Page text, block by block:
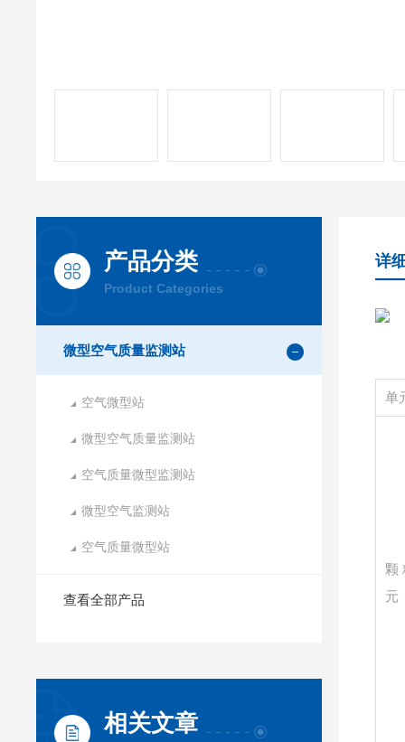
产品分类
Product Categories
微型空气质量监测站
空气微型站
微型空气质量监测站
空气质量微型监测站
微型空气监测站
空气质量微型站
查看全部产品
相关文章
详
单
颗
元